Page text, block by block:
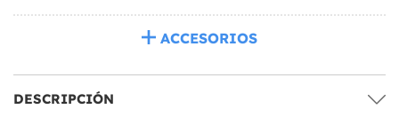
ACCESORIOS
DESCRIPCIÓN